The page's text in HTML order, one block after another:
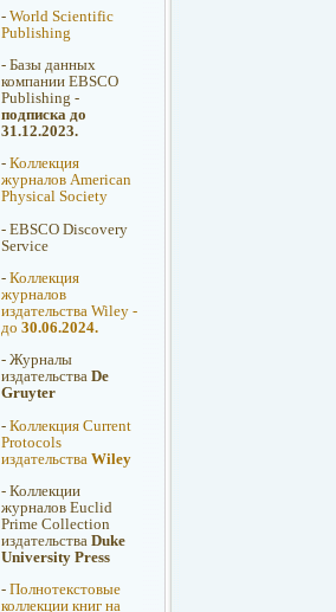
- World Scientific
Publishing
- Базы данных
компании EBSCO
Publishing -
подписка до
31.12.2023.
- Коллекция
журналов American
Physical Society
- EBSCO Discovery
Service
- Коллекция
журналов
издательства Wiley -
до 30.06.2024.
- Журналы
издательства De
Gruyter
- Коллекция Current
Protocols
издательства Wiley
- Коллекции
журналов Euclid
Prime Collection
издательства Duke
University Press
- Полнотекстовые
коллекции книг на